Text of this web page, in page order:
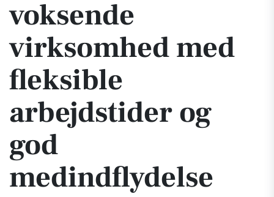
voksende
virksomhed med
fleksible
arbejdstider og
god
medindflydelse